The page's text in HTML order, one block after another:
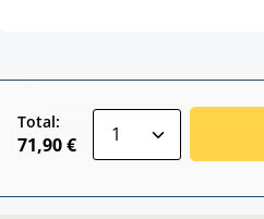
Total:
71,90 €